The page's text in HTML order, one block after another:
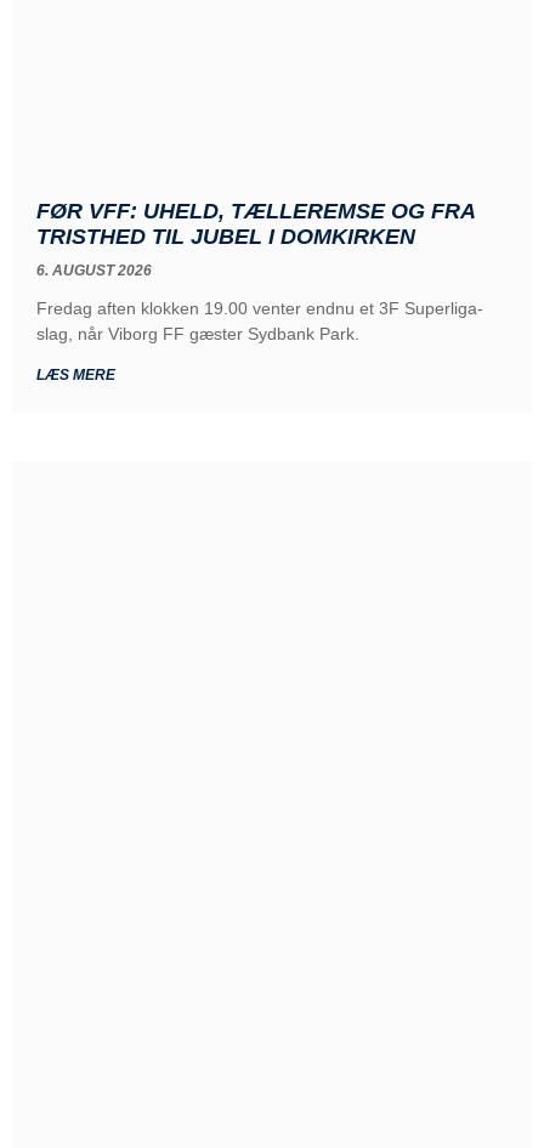
FØR VFF: UHELD, TÆLLEREMSE OG FRA
TRISTHED TIL JUBEL I DOMKIRKEN
6. AUGUST 2026
Fredag aften klokken 19.00 venter endnu et 3F Superliga-
slag, når Viborg FF gæster Sydbank Park.
LÆS MERE